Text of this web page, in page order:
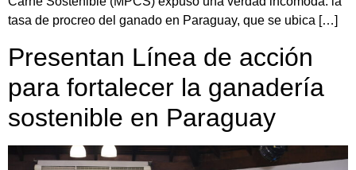
tasa de procreo del ganado en Paraguay, que se ubica […]
Presentan Línea de acción
para fortalecer la ganadería
sostenible en Paraguay